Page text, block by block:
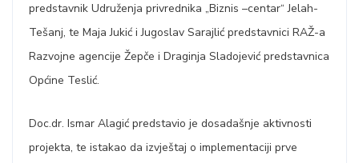
predstavnik Udruženja privrednika „Biznis –centar“ Jelah-
Tešanj, te Maja Jukić i Jugoslav Sarajlić predstavnici RAŽ-a
Razvojne agencije Žepče i Draginja Sladojević predstavnica
Općine Teslić.
Doc.dr. Ismar Alagić predstavio je dosadašnje aktivnosti
projekta, te istakao da izvještaj o implementaciji prve